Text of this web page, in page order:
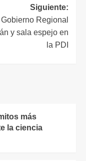
Siguiente:
Regional
y sala espejo en
la PDI
más
la ciencia